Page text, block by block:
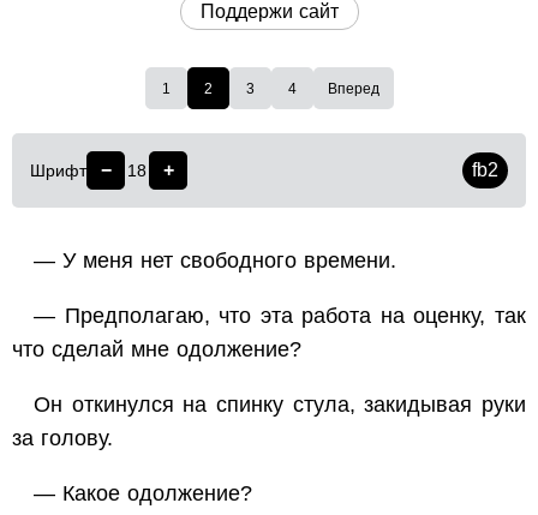
Поддержи сайт
1 2 3 4 Вперед
Шрифт − 18 + fb2
— У меня нет свободного времени.
— Предполагаю, что эта работа на оценку, так
что сделай мне одолжение?
Он откинулся на спинку стула, закидывая руки
за голову.
— Какое одолжение?